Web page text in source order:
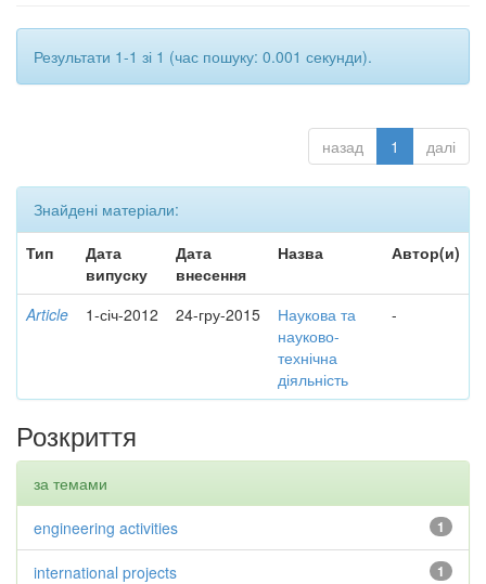
Результати 1-1 зі 1 (час пошуку: 0.001 секунди).
назад 1 далі
Знайдені матеріали:
Тип
Дата
випуску
Дата
внесення
Назва Автор(и)
Article 1-січ-2012 24-гру-2015
Наукова та
науково-
технічна
діяльність
-
Розкриття
за темами
1
engineering activities
1
international projects